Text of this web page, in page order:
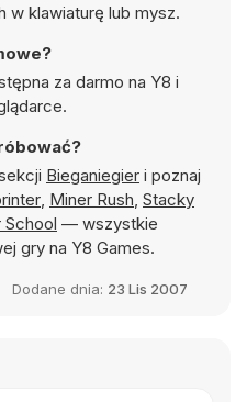
w klawiaturę lub mysz.
za darmo na Y8 i
Bieganiegier i poznaj
, Miner Rush, Stacky
School — wszystkie
gry na Y8 Games.
Dodane dnia: 23 Lis 2007